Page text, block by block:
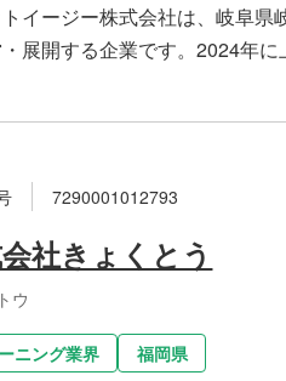
イージー株式会社は、岐阜
展開する企業です。2024年
7290001012793
社きょくとう
ウ
ニング業界 福岡県